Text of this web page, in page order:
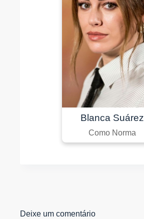
Blanca Suárez
Como Norma
Deixe um comentário